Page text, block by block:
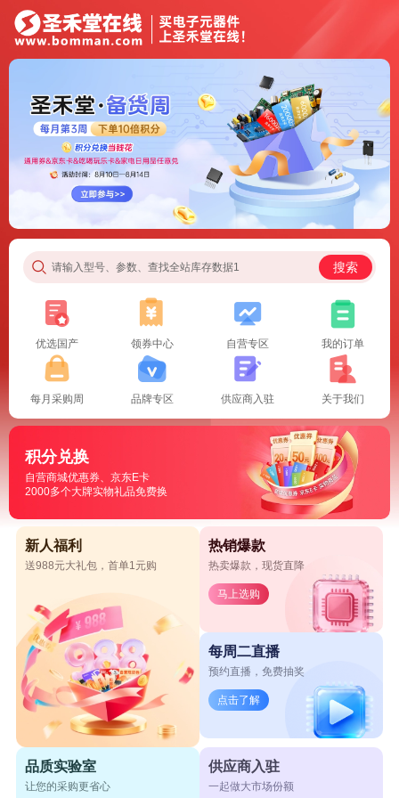
请输入型号、参数、查找全站库存数据1 搜索
优选国产 领券中心 自营专区 我的订单
每月采购周 品牌专区 供应商入驻 关于我们
积分兑换
自营商城优惠券、京东E卡
2000多个大牌实物礼品免费换
新人福利
送988元大礼包，首单1元购
热销爆款
热卖爆款，现货直降
马上选购
每周二直播
预约直播，免费抽奖
点击了解
品质实验室
让您的采购更省心
供应商入驻
一起做大市场份额